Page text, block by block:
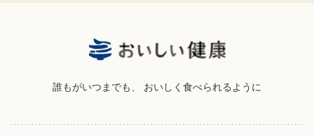
誰もがいつまでも、 おいしく食べられるように